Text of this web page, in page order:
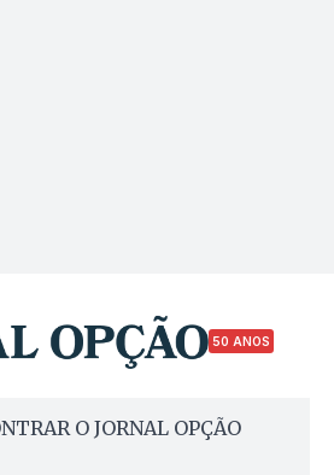
50 ANOS
O JORNAL OPÇÃO